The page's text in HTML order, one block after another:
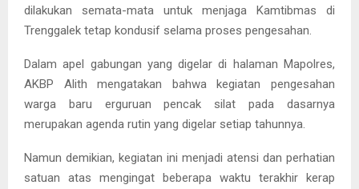
dilakukan semata-mata untuk menjaga Kamtibmas di
Trenggalek tetap kondusif selama proses pengesahan.
Dalam apel gabungan yang digelar di halaman Mapolres,
AKBP Alith mengatakan bahwa kegiatan pengesahan
warga baru erguruan pencak silat pada dasarnya
merupakan agenda rutin yang digelar setiap tahunnya.
Namun demikian, kegiatan ini menjadi atensi dan perhatian
satuan atas mengingat beberapa waktu terakhir kerap